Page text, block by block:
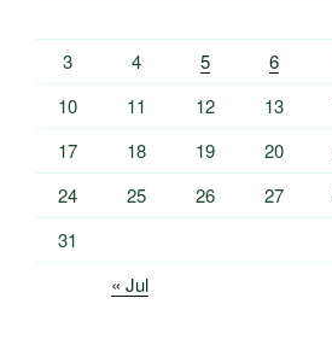
3
4 5 6
10
11 12 13
17
18 19 20
24
25 26 27
31
« Jul